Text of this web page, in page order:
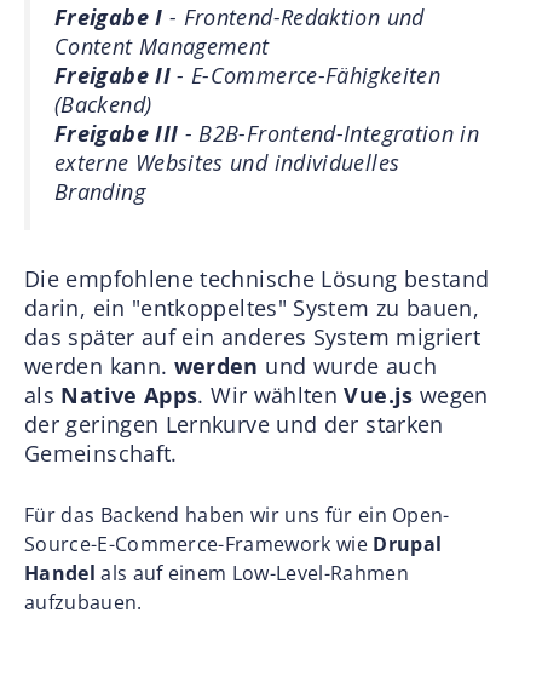
Freigabe I - Frontend-Redaktion und
Content Management
Freigabe II- E-Commerce-Fähigkeiten
(Backend)
Freigabe III - B2B-Frontend-Integration in
externe Websites und individuelles
Branding
Die empfohlene technische Lösung bestand
darin, ein "entkoppeltes" System zu bauen,
das später auf ein anderes System migriert
werden kann. werden und wurde auch
als Native Apps. Wir wähltenVue.js wegen
der geringen Lernkurve und der starken
Gemeinschaft.
Für das Backend haben wir uns für ein Open-
Source-E-Commerce-Framework wie Drupal
Handel als auf einem Low-Level-Rahmen
aufzubauen.